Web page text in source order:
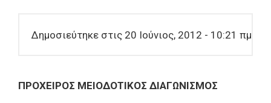
Δημοσιεύτηκε στις 20 Ιούνιος, 2012 - 10:21 πμ
ΠΡΟΧΕΙΡΟΣ ΜΕΙΟΔΟΤΙΚΟΣ ΔΙΑΓΩΝΙΣΜΟΣ